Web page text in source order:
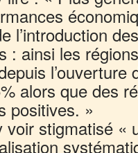
l’introduction
: ainsi les
alors que des
positives. »
voir stigmatisé «